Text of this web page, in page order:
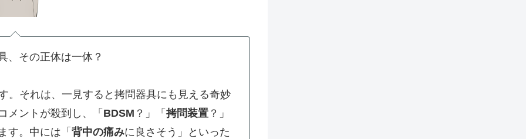
、その正体は一体？
。それは、一見すると拷問器具にも見える奇妙
メントが殺到し、「 BDSM ？」「 拷問装置 ？」
す。中には「 背中の痛みに良さそう」といった